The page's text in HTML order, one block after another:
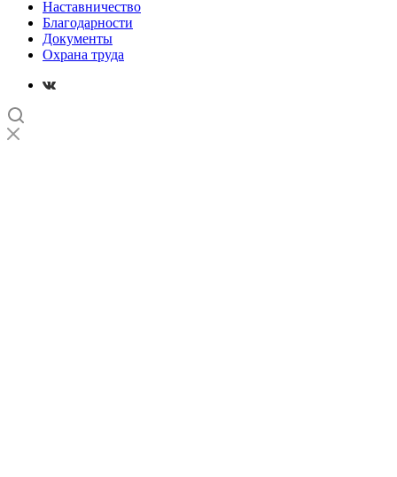
Наставничество
Благодарности
Документы
Охрана труда